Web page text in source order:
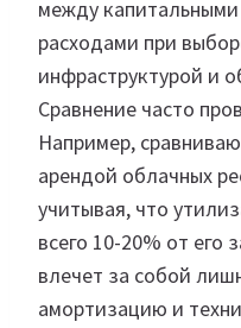
между
расходами при
инфраструктурой и
Сравнение часто
Например,
арендой облачных
учитывая, что
всего 10-20% от его
влечет за собой
амортизацию и